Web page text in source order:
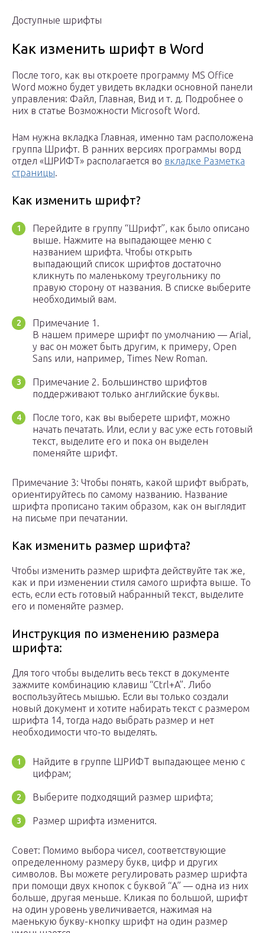
Доступные шрифты
Как изменить шрифт в Word
После того, как вы откроете программу MS Office
Word можно будет увидеть вкладки основной панели
управления: Файл, Главная, Вид и т. д. Подробнее о
них в статье Возможности Microsoft Word.
Нам нужна вкладка Главная, именно там расположена
группа Шрифт. В ранних версиях программы ворд
отдел «ШРИФТ» располагается во вкладке Разметка
страницы.
Как изменить шрифт?
Перейдите в группу “Шрифт”, как было описано
выше. Нажмите на выпадающее меню с
названием шрифта. Чтобы открыть
выпадающий список шрифтов достаточно
кликнуть по маленькому треугольнику по
правую сторону от названия. В списке выберите
необходимый вам.
Примечание 1.
В нашем примере шрифт по умолчанию — Arial,
у вас он может быть другим, к примеру, Open
Sans или, например, Times New Roman.
Примечание 2. Большинство шрифтов
поддерживают только английские буквы.
После того, как вы выберете шрифт, можно
начать печатать. Или, если у вас уже есть готовый
текст, выделите его и пока он выделен
поменяйте шрифт.
Примечание 3: Чтобы понять, какой шрифт выбрать,
ориентируйтесь по самому названию. Название
шрифта прописано таким образом, как он выглядит
на письме при печатании.
Как изменить размер шрифта?
Чтобы изменить размер шрифта действуйте так же,
как и при изменении стиля самого шрифта выше. То
есть, если есть готовый набранный текст, выделите
его и поменяйте размер.
Инструкция по изменению размера
шрифта:
Для того чтобы выделить весь текст в документе
зажмите комбинацию клавиш “Ctrl+A”. Либо
воспользуйтесь мышью. Если вы только создали
новый документ и хотите набирать текст с размером
шрифта 14, тогда надо выбрать размер и нет
необходимости что-то выделять.
Найдите в группе ШРИФТ выпадающее меню с
цифрам;
Выберите подходящий размер шрифта;
Размер шрифта изменится.
Совет: Помимо выбора чисел, соответствующие
определенному размеру букв, цифр и других
символов. Вы можете регулировать размер шрифта
при помощи двух кнопок с буквой “А” — одна из них
больше, другая меньше. Кликая по большой, шрифт
на один уровень увеличивается, нажимая на
маенькую букву-кнопку шрифт на один размер